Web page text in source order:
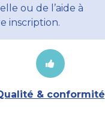
ou de l’aide à
inscription.
& conformité